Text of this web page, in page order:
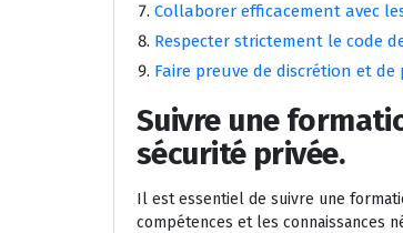
Collaborer efficacement avec
Respecter strictement le code
Faire preuve de discrétion et
Suivre une
sécurité privée.
Il est essentiel de suivre une
compétences et les connaissances